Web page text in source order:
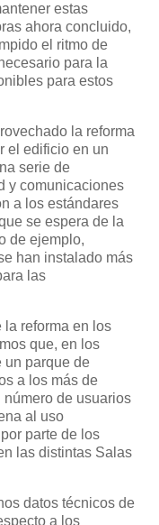
estas
ahora concluido,
el ritmo de
para la
para estos
la reforma
el edificio en un
serie de
y comunicaciones
a los estándares
se espera de la
de ejemplo,
han instalado más
las
la reforma en los
que, en los
un parque de
a los más de
de usuarios
al uso
parte de los
las distintas Salas
datos técnicos de
a los